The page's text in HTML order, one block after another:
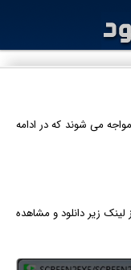
می شوند که در ادامه
لینک زیر دانلود و مشاهده